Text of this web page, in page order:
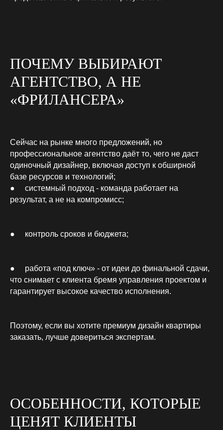
ПОЧЕМУ ВЫБИРАЮТ
АГЕНТСТВО, А НЕ
«ФРИЛАНСЕРА»
Сейчас на рынке много предложений, но
профессиональное агентство даёт то, чего не даст
одиночный дизайнер, включая доступ к обширной
базе ресурсов и технологий;
● системный подход - команда работает на
результат, а не на компромисс;
● контроль сроков и бюджета;
● работа «под ключ» - от идеи до финальной сдачи,
что снимает с клиента бремя управления проектом и
гарантирует высокое качество исполнения.
Поэтому, если вы хотите премиум дизайн квартиры
заказать, лучше довериться экспертам.
ОСОБЕННОСТИ, КОТОРЫЕ
ЦЕНЯТ КЛИЕНТЫ